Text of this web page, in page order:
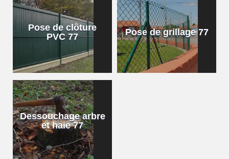
Pose de clôture
PVC 77
Pose de grillage 77
Dessouchage arbre
et haie 77